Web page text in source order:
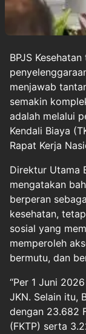
BPJS
menjawab
semakin
adalah melalui
Kendali Biaya
Rapat Kerja
Direktur Utama
mengatakan
berperan
kesehatan,
sosial yang
memperoleh
bermutu, dan
“Per 1 Juni
JKN. Selain itu,
dengan 23.682
(FKTP) serta